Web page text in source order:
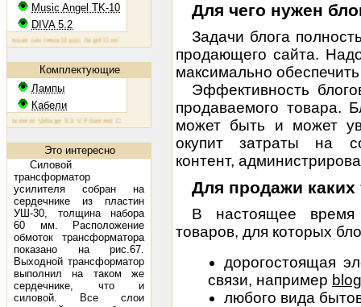
Music Angel TK-10
DIVA 5.2
система Music Angel One: 20 - 100 Вт, 38 Гц - 30 кГц, 86 Дб/Вт/м Акустическая система Music
Комплектующие
Лампы
Кабели
Voltage 6.3 V Filament Current 1.6 A Plate Voltage (max) 800 V Plate Current (max) 230 mA Plate
Это интересно
Силовой
трансформатор
усилителя собран на
сердечнике из пластин
УШ-30, толщина набора
60 мм. Расположение
обмоток трансформатора
показано на рис.67.
Выходной трансформатор
выполнил на таком же
сердечнике, что и
силовой. Все слои
Для чего нужен
Задачи блога
продающего сайта.
максимально
Эффективность
продаваемого товара.
может быть и может
окупит затраты на
контент,
Для продажи
В настоящее
товаров, для которых
дорогостоящая
связи, например
любого вида